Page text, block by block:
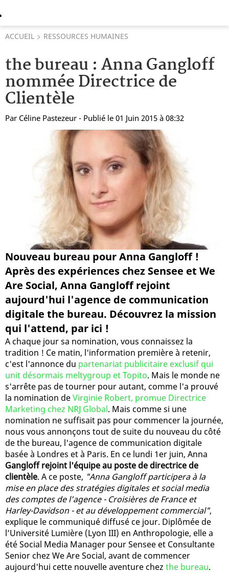
ACCUEIL RESSOURCES HUMAINES
the bureau : Anna Gangloff
nommée Directrice de
Clientèle
Par Céline Pastezeur - Publié le 01 Juin 2015 à 08:32
Nouveau bureau pour Anna Gangloff !
Après des expériences chez Sensee et We
Are Social, Anna Gangloff rejoint
aujourd'hui l'agence de communication
digitale the bureau. Découvrez la mission
qui l'attend, par ici !
A chaque jour sa nomination, vous connaissez la
tradition ! Ce matin, l'information première à retenir,
c'est l'annonce du partenariat publicitaire exclusif qui
unit désormais meltygroup et Topito. Mais le monde ne
s'arrête pas de tourner pour autant, comme l'a prouvé
la nomination deVirginie Robert, promue Directrice
Marketing chez NRJ Global. Mais comme si une
nomination ne suffisait pas pour commencer la journée,
nous vous annonçons tout de suite du nouveau du côté
de the bureau, l'agence de communication digitale
basée à Londres et à Paris. En ce lundi 1er juin, Anna
Gangloff rejoint l'équipe au poste de directrice de
clientèle. A ce poste, "Anna Gangloff participera à la
mise en place des stratégies digitales et social media
des comptes de l’agence - Croisières de France et
Harley-Davidson - et au développement commercial",
explique le communiqué diffusé ce jour. Diplômée de
l’Université Lumière (Lyon III) en Anthropologie, elle a
été Social Media Manager pour Sensee et Consultante
Senior chez We Are Social, avant de commencer
aujourd'hui cette nouvelle aventure chez the bureau.